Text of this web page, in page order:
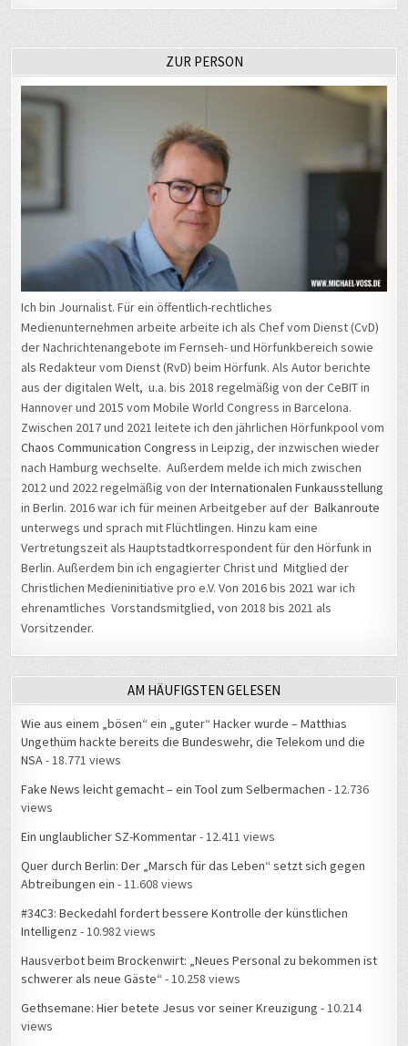
ZUR PERSON
Ich bin Journalist. Für ein öffentlich-rechtliches
Medienunternehmen arbeite arbeite ich als Chef vom Dienst (CvD)
der Nachrichtenangebote im Fernseh- und Hörfunkbereich sowie
als Redakteur vom Dienst (RvD) beim Hörfunk. Als Autor berichte
aus der digitalen Welt, u.a. bis 2018 regelmäßig von der CeBIT in
Hannover und 2015 vom Mobile World Congress in Barcelona.
Zwischen 2017 und 2021 leitete ich den jährlichen Hörfunkpool vom
Chaos Communication Congress in Leipzig, der inzwischen wieder
nach Hamburg wechselte. Außerdem melde ich mich zwischen
2012 und 2022 regelmäßig von derInternationalen Funkausstellung
in Berlin. 2016 war ich für meinen Arbeitgeber auf derBalkanroute
unterwegs und sprach mit Flüchtlingen. Hinzu kam eine
Vertretungszeit als Hauptstadtkorrespondent für den Hörfunk in
Berlin. Außerdem bin ich engagierter Christ und Mitglied der
Christlichen Medieninitiative pro e.V. Von 2016 bis 2021 war ich
ehrenamtliches Vorstandsmitglied, von 2018 bis 2021 als
Vorsitzender.
AM HÄUFIGSTEN GELESEN
Wie aus einem „bösen“ ein „guter“ Hacker wurde – Matthias
Ungethüm hackte bereits die Bundeswehr, die Telekom und die
NSA- 18.771 views
Fake News leicht gemacht – ein Tool zum Selbermachen - 12.736
views
Ein unglaublicher SZ-Kommentar- 12.411 views
Quer durch Berlin: Der „Marsch für das Leben“ setzt sich gegen
Abtreibungen ein - 11.608 views
#34C3: Beckedahl fordert bessere Kontrolle der künstlichen
Intelligenz - 10.982 views
Hausverbot beim Brockenwirt: „Neues Personal zu bekommen ist
schwerer als neue Gäste“ - 10.258 views
Gethsemane: Hier betete Jesus vor seiner Kreuzigung - 10.214
views